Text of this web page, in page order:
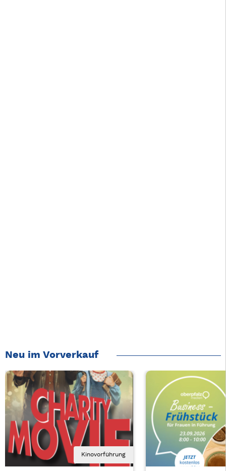
Neu im Vorverkauf
Kinovorführung